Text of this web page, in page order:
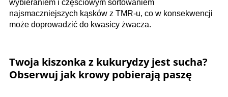
wybieraniem i częściowym sortowaniem
najsmaczniejszych kąsków z TMR-u, co w konsekwencji
może doprowadzić do kwasicy żwacza.
Twoja kiszonka z kukurydzy jest sucha?
Obserwuj jak krowy pobierają paszę